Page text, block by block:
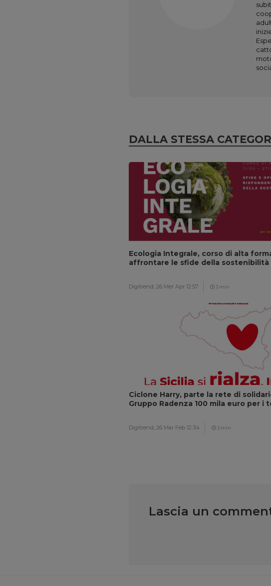
DALLA STESSA
Ecologia Integrale, corso di alta
affrontare le sfide della sostenibilità
Digitrend, 26 Mer Apr 12:57 3 min
Ciclone Harry, parte la rete di
Gruppo Radenza 100 mila euro per i
Digitrend, 26 Mar Feb 12:34 3 min
Lascia un